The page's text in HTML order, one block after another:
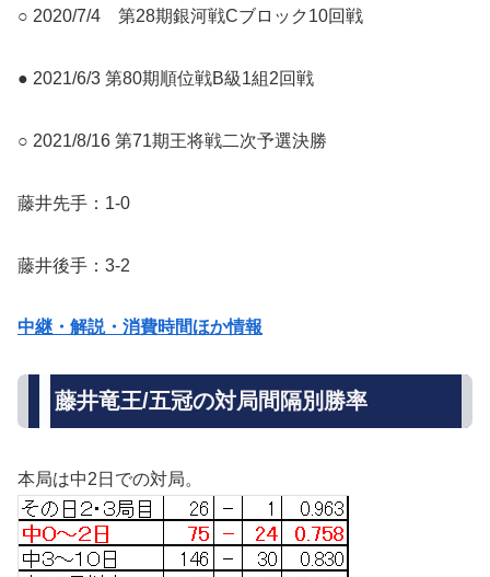
○ 2020/7/4 第28期銀河戦Cブロック10回戦
● 2021/6/3 第80期順位戦B級1組2回戦
○ 2021/8/16 第71期王将戦二次予選決勝
藤井先手：1-0
藤井後手：3-2
中継・解説・消費時間ほか情報
藤井竜王/五冠の対局間隔別勝率
本局は中2日での対局。